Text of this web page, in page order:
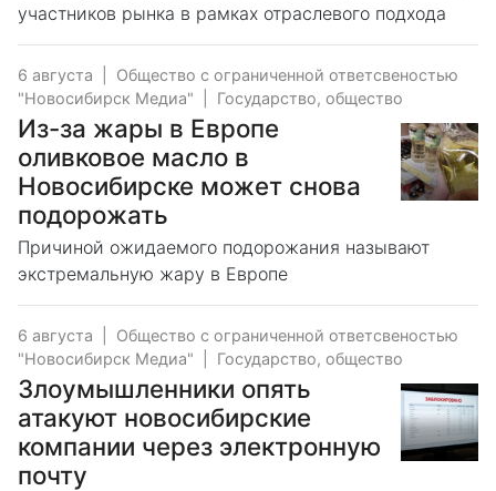
участников рынка в рамках отраслевого подхода
6 августа
Общество с ограниченной ответсвеностью
"Новосибирск Медиа"
Государство, общество
Из-за жары в Европе
оливковое масло в
Новосибирске может снова
подорожать
Причиной ожидаемого подорожания называют
экстремальную жару в Европе
6 августа
Общество с ограниченной ответсвеностью
"Новосибирск Медиа"
Государство, общество
Злоумышленники опять
атакуют новосибирские
компании через электронную
почту